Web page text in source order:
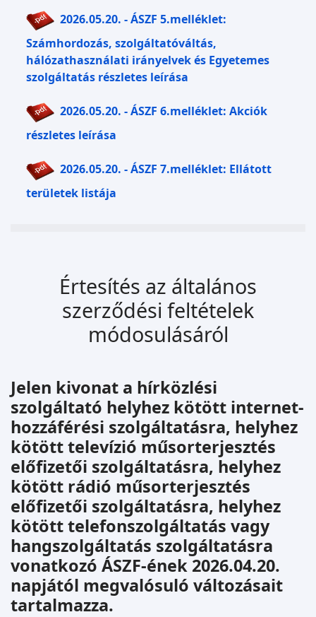
2026.05.20. - ÁSZF 5.melléklet:
Számhordozás, szolgáltatóváltás,
hálózathasználati irányelvek és Egyetemes
szolgáltatás részletes leírása
2026.05.20. - ÁSZF 6.melléklet: Akciók
részletes leírása
2026.05.20. - ÁSZF 7.melléklet: Ellátott
területek listája
Értesítés az általános
szerződési feltételek
módosulásáról
Jelen kivonat a hírközlési
szolgáltató helyhez kötött internet-
hozzáférési szolgáltatásra, helyhez
kötött televízió műsorterjesztés
előfizetői szolgáltatásra, helyhez
kötött rádió műsorterjesztés
előfizetői szolgáltatásra, helyhez
kötött telefonszolgáltatás vagy
hangszolgáltatás szolgáltatásra
vonatkozó ÁSZF-ének 2026.04.20.
napjától megvalósuló változásait
tartalmazza.